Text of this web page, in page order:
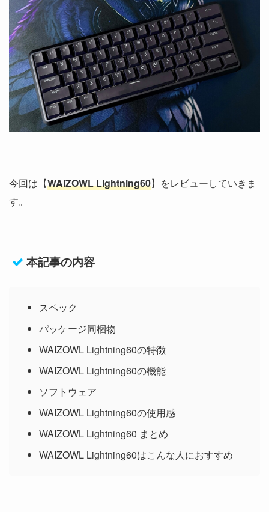
今回は【WAIZOWL Lightning60】をレビューしていきま
す。
本記事の内容
スペック
パッケージ同梱物
WAIZOWL Lightning60の特徴
WAIZOWL Lightning60の機能
ソフトウェア
WAIZOWL Lightning60の使用感
WAIZOWL Lightning60 まとめ
WAIZOWL Lightning60はこんな人におすすめ